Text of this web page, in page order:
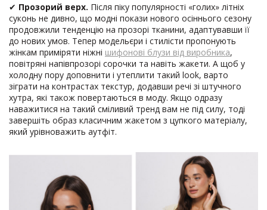
✔ Прозорий верх. Після піку популярності «голих» літніх
суконь не дивно, що модні покази нового осіннього сезону
продовжили тенденцію на прозорі тканини, адаптувавши її
до нових умов. Тепер модельєри і стилісти пропонують
жінкам приміряти ніжні шифонові блузи від виробника,
повітряні напівпрозорі сорочки та навіть жакети. А щоб у
холодну пору доповнити і утеплити такий look, варто
зіграти на контрастах текстур, додавши речі зі штучного
хутра, які також повертаються в моду. Якщо одразу
наважитися на такий сміливий тренд вам не під силу, тоді
завершіть образ класичним жакетом з цупкого матеріалу,
який урівноважить аутфіт.